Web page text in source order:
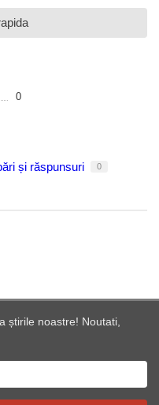
0
și răspunsuri 0
știrile noastre! Noutati,